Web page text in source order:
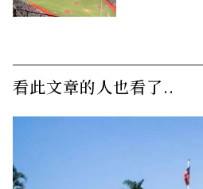
看此文章的人也看了..